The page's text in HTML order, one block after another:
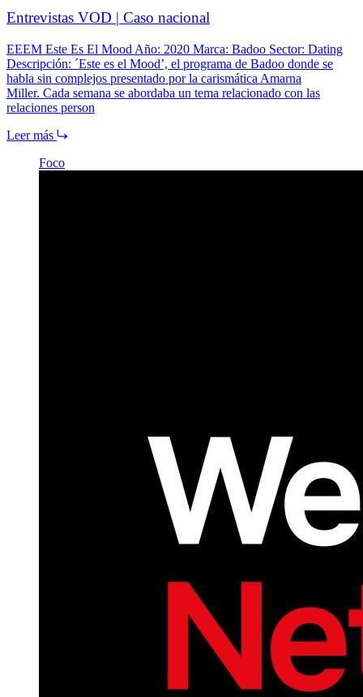
Entrevistas VOD | Caso nacional
EEEM Este Es El Mood Año: 2020 Marca: Badoo Sector: Dating
Descripción: ´Este es el Mood’, el programa de Badoo donde se
habla sin complejos presentado por la carismática Amarna
Miller. Cada semana se abordaba un tema relacionado con las
relaciones person
Leer más
Foco